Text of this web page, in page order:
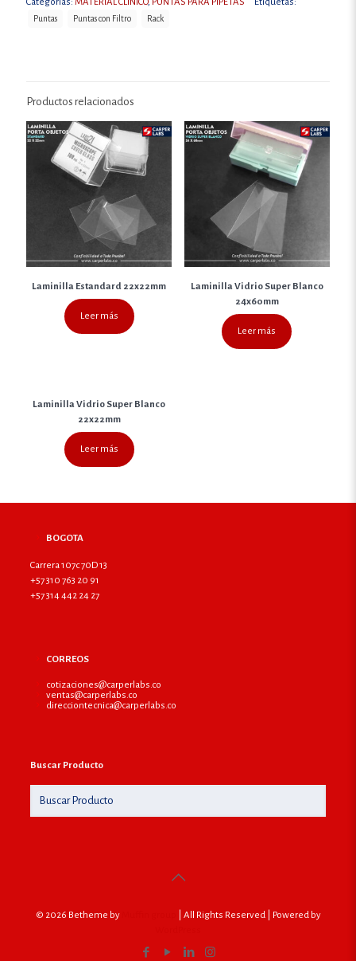
Puntas Puntas con Filtro Rack
Productos relacionados
Laminilla Estandard 22x22mm
Leer más
Laminilla Vidrio Super Blanco
24x60mm
Leer más
Laminilla Vidrio Super Blanco
22x22mm
Leer más
BOGOTA
Carrera 107c 70D 13
+57 310 763 20 91
+57 314 442 24 27
CORREOS
cotizaciones@carperlabs.co
ventas@carperlabs.co
direcciontecnica@carperlabs.co
Buscar Producto
© 2026 Betheme by
| All Rights Reserved | Powered by